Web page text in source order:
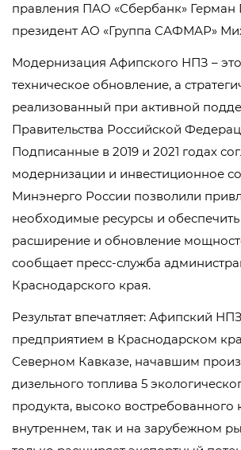
правления ПАО «Сбербанк» Герман
президент АО «Группа САФМАР»
Модернизация Афипского НПЗ –
техническое обновление, а
реализованный при активной
Правительства Российской
Подписанные в 2019 и 2021 годах
модернизации и инвестиционное
Минэнерго России позволили
необходимые ресурсы и
расширение и обновление
сообщает пресс-служба
Краснодарского края.
Результат впечатляет: Афипский
предприятием в Краснодарском
Северном Кавказе, начавшим
дизельного топлива 5
продукта, высоко востребованного
внутреннем, так и на зарубежном